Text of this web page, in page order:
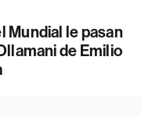
Mundial le pasan
de Emilio